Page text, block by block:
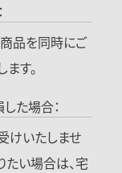
品を同時にご
す。
た場合：
けいたしませ
たい場合は、宅